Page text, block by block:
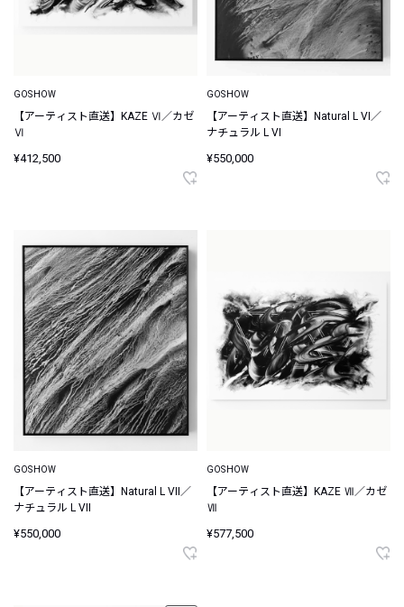
GOSHOW
【アーティスト直送】KAZE Ⅵ／カゼ
Ⅵ
¥412,500
GOSHOW
【アーティスト直送】Natural L VI／
ナチュラル L VI
¥550,000
GOSHOW
【アーティスト直送】Natural L VII／
ナチュラル L VII
¥550,000
GOSHOW
【アーティスト直送】KAZE Ⅶ／カゼ
Ⅶ
¥577,500